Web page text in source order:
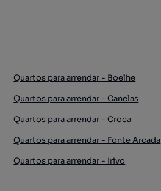
Quartos para arrendar - Boelhe
Quartos para arrendar - Canelas
Quartos para arrendar - Croca
Quartos para arrendar - Fonte Arcada
Quartos para arrendar - Irivo